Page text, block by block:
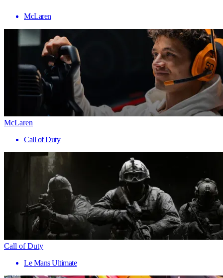
McLaren
McLaren
Call of Duty
Call of Duty
Le Mans Ultimate